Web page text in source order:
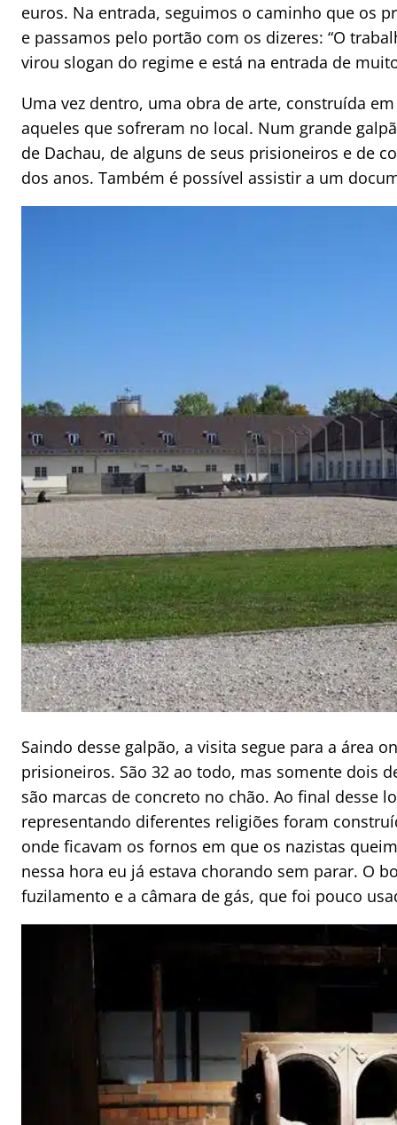
euros. Na entrada, seguimos o caminho que os
e passamos pelo portão com os dizeres: “O
virou slogan do regime e está na entrada de
Uma vez dentro, uma obra de arte, construída
aqueles que sofreram no local. Num grande
de Dachau, de alguns de seus prisioneiros e de
dos anos. Também é possível assistir a um
Saindo desse galpão, a visita segue para a área
prisioneiros. São 32 ao todo, mas somente dois
são marcas de concreto no chão. Ao final desse
representando diferentes religiões foram
onde ficavam os fornos em que os nazistas
nessa hora eu já estava chorando sem parar. O
fuzilamento e a câmara de gás, que foi pouco